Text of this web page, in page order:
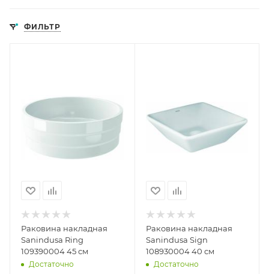
ФИЛЬТР
Раковина накладная
Sanindusa Ring
109390004 45 см
Достаточно
Раковина накладная
Sanindusa Sign
108930004 40 см
Достаточно